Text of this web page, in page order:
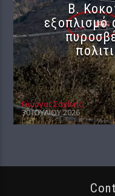
Β.
εξοπλισμό
Γιώργος Σαχίνης
30 ΙΟΥΛΊΟΥ 2026